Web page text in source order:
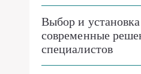
Выбор и
современные
специалистов